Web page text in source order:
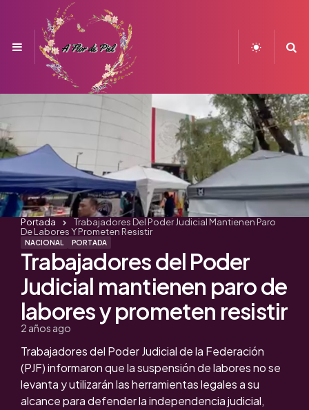
Menu
NACIONAL PORTADA
Trabajadores del Poder
Judicial mantienen paro de
labores y prometen resistir
2 años ago
Portada
Trabajadores Del Poder Judicial Mantienen Paro
De Labores Y Prometen Resistir
Trabajadores del Poder Judicial de la Federación
(PJF) informaron que la suspensión de labores no se
levanta y utilizarán las herramientas legales a su
alcance para defender la independencia judicial,